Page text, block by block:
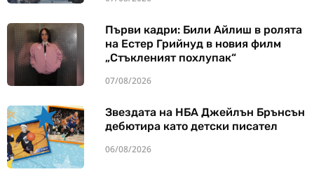
Първи кадри: Били Айлиш в ролята
на Естер Грийнуд в новия филм
„Стъкленият похлупак“
07/08/2026
Звездата на НБА Джейлън Брънсън
дебютира като детски писател
06/08/2026